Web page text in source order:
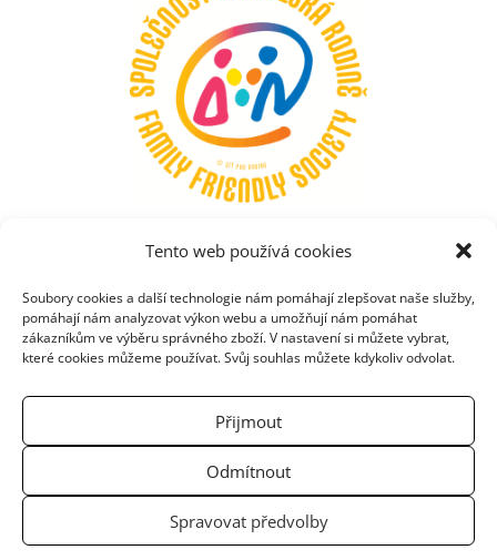
Tento web používá cookies
Soubory cookies a další technologie nám pomáhají zlepšovat naše služby,
pomáhají nám analyzovat výkon webu a umožňují nám pomáhat
zákazníkům ve výběru správného zboží. V nastavení si můžete vybrat,
které cookies můžeme používat. Svůj souhlas můžete kdykoliv odvolat.
Přijmout
Odmítnout
Spravovat předvolby
KONTAKT
SÍŤ PRO RODINU, Z.S.
Truhlářská 24, 110 00, Praha 1
IČO: 26545136